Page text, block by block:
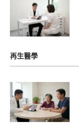
再生醫學